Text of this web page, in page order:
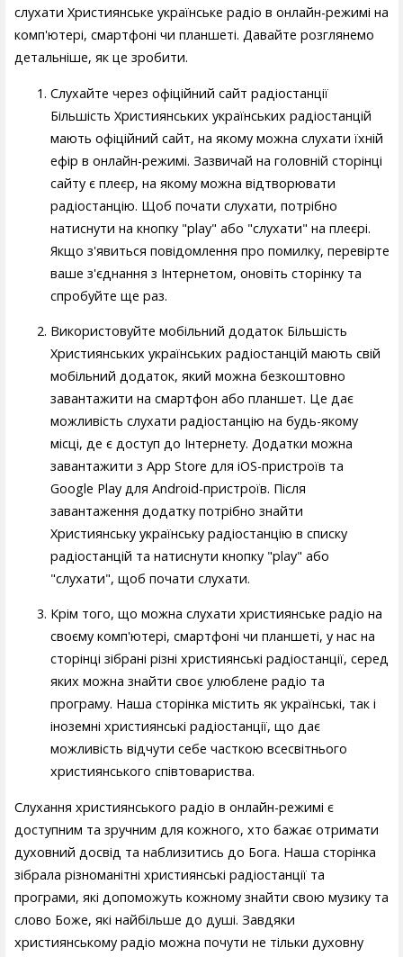
слухати Християнське українське радіо в онлайн-режимі на
комп'ютері, смартфоні чи планшеті. Давайте розглянемо
детальніше, як це зробити.
Слухайте через офіційний сайт радіостанції
Більшість Християнських українських радіостанцій
мають офіційний сайт, на якому можна слухати їхній
ефір в онлайн-режимі. Зазвичай на головній сторінці
сайту є плеєр, на якому можна відтворювати
радіостанцію. Щоб почати слухати, потрібно
натиснути на кнопку "play" або "слухати" на плеєрі.
Якщо з'явиться повідомлення про помилку, перевірте
ваше з'єднання з Інтернетом, оновіть сторінку та
спробуйте ще раз.
Використовуйте мобільний додаток Більшість
Християнських українських радіостанцій мають свій
мобільний додаток, який можна безкоштовно
завантажити на смартфон або планшет. Це дає
можливість слухати радіостанцію на будь-якому
місці, де є доступ до Інтернету. Додатки можна
завантажити з App Store для iOS-пристроїв та
Google Play для Android-пристроїв. Після
завантаження додатку потрібно знайти
Християнську українську радіостанцію в списку
радіостанцій та натиснути кнопку "play" або
"слухати", щоб почати слухати.
Крім того, що можна слухати християнське радіо на
своєму комп'ютері, смартфоні чи планшеті, у нас на
сторінці зібрані різні християнські радіостанції, серед
яких можна знайти своє улюблене радіо та
програму. Наша сторінка містить як українські, так і
іноземні християнські радіостанції, що дає
можливість відчути себе часткою всесвітнього
християнського співтовариства.
Слухання християнського радіо в онлайн-режимі є
доступним та зручним для кожного, хто бажає отримати
духовний досвід та наблизитись до Бога. Наша сторінка
зібрала різноманітні християнські радіостанції та
програми, які допоможуть кожному знайти свою музику та
слово Боже, які найбільше до душі. Завдяки
християнському радіо можна почути не тільки духовну